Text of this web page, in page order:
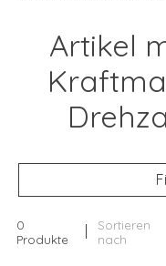
Artikel
0
Produkte
Sortieren
nach